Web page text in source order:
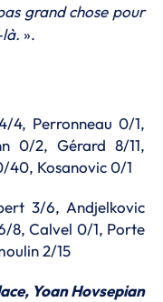
grand chose pour
».
4, Perronneau 0/1,
0/2, Gérard 8/11,
40, Kosanovic 0/1
3/6, Andjelkovic
8, Calvel 0/1, Porte
2/15
Yoan Hovsepian